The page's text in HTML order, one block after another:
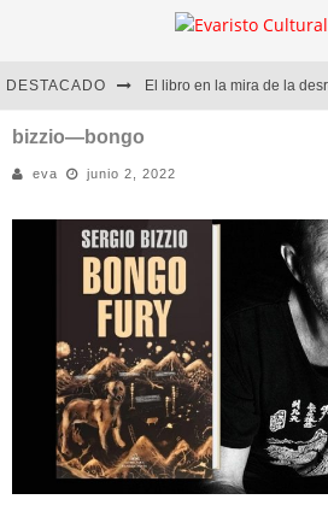
DESTACADO
Diego Meret | Hotel Acapulco
Alejandra Correa | La nieve
bizzio—bongo
eva junio 2, 2022